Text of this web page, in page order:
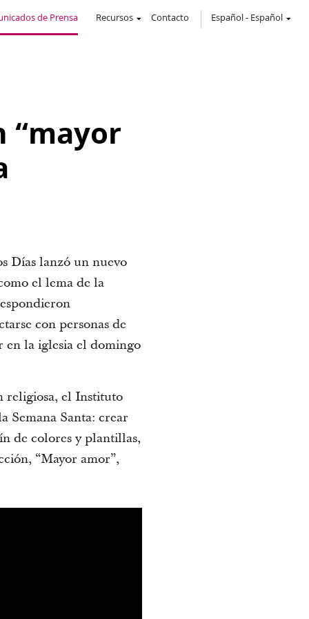
de Prensa Recursos Contacto Español- Español
“mayor
Días lanzó un nuevo
el lema de la
con personas de
en la iglesia el domingo
religiosa, el Instituto
Semana Santa: crear
de colores y plantillas,
“Mayor amor”,